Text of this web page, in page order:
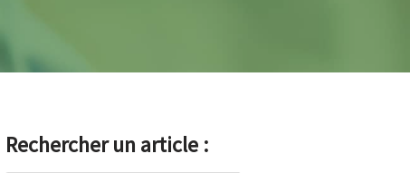
Rechercher un article :